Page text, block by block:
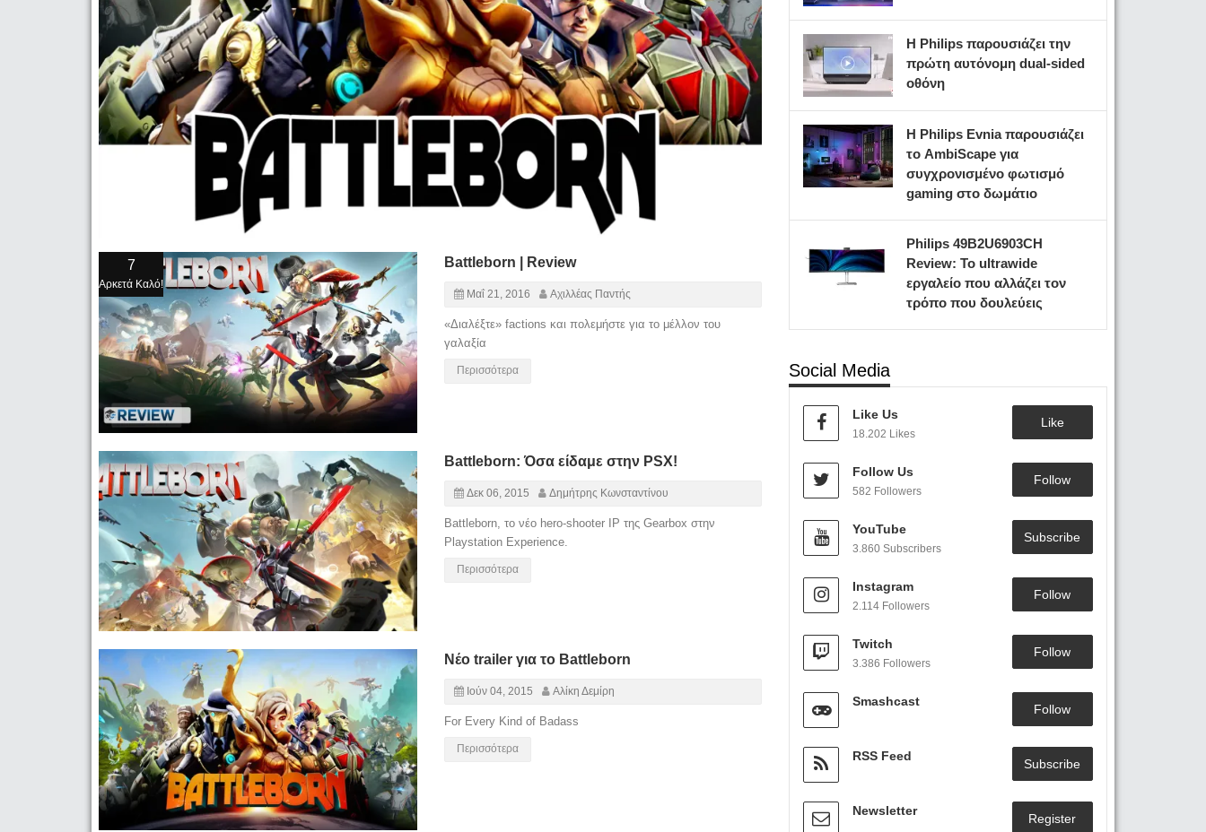
7
Αρκετά Καλό!
Battleborn | Review
Μαΐ 21, 2016 Αχιλλέας Παντής
«Διαλέξτε» factions και πολεμήστε για το μέλλον του
γαλαξία
Περισσότερα
Battleborn: Όσα είδαμε στην PSX!
Δεκ 06, 2015 Δημήτρης Κωνσταντίνου
Battleborn, το νέο hero-shooter IP της Gearbox στην
Playstation Experience.
Περισσότερα
Νέο trailer για το Battleborn
Ιούν 04, 2015 Αλίκη Δεμίρη
For Every Kind of Badass
Περισσότερα
Η Philips παρουσιάζει την
πρώτη αυτόνομη dual-sided
οθόνη
Η Philips Evnia παρουσιάζει
το AmbiScape για
συγχρονισμένο φωτισμό
gaming στο δωμάτιο
Philips 49B2U6903CH
Review: Το ultrawide
εργαλείο που αλλάζει τον
τρόπο που δουλεύεις
Social Media
Like Us
18.202 Likes
Like
Follow Us
582 Followers
Follow
YouTube
3.860 Subscribers
Subscribe
Instagram
2.114 Followers
Follow
Twitch
3.386 Followers
Follow
Smashcast
Follow
RSS Feed
Subscribe
Newsletter
Register